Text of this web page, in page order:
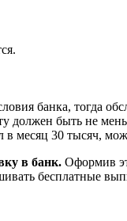
банка, тогда
должен быть не
30 тысяч,
в банк. Оформив
бесплатные